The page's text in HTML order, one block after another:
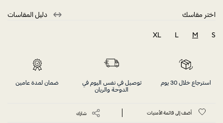
اختر مقاسك دليل المقاسات
S
M
L
XL
استرجاع خلال 30 يوم
توصيل في نفس اليوم في
الدوحة والريان
ضمان لمدة عامين
أضف إلى قائمة الأمنيات شارك